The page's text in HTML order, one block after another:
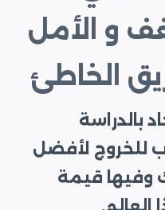
و الأمل
الخاطئ
بالدراسة
للخروج لأفضل
وفيها قيمة